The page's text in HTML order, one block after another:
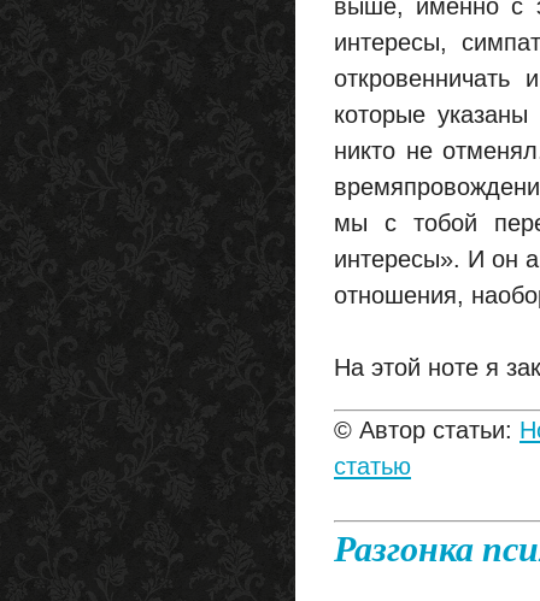
выше, именно с
интересы,
которые
никто не
мы с тобой
интересы». И он
отношения,
На этой ноте я
© Автор статьи:
статью
Разгонка